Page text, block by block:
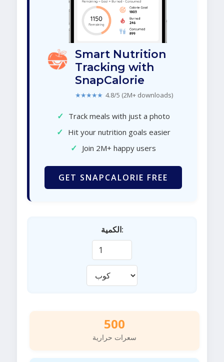
Smart Nutrition
Tracking with
SnapCalorie
★★★★★ 4.8/5 (2M+ downloads)
✓ Track meals with just a photo
✓ Hit your nutrition goals easier
✓ Join 2M+ happy users
GET SNAPCALORIE FREE
الكمية:
500
سعرات حرارية